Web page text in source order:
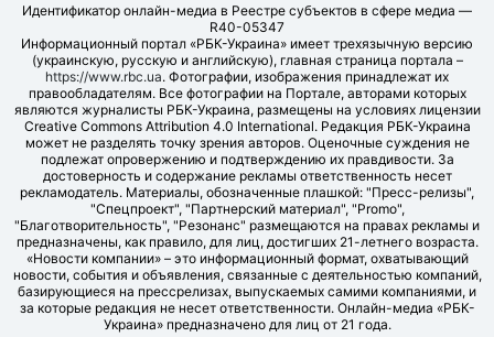
Идентификатор онлайн-медиа в Реестре субъектов в сфере медиа —
R40-05347
Информационный портал «РБК-Украина» имеет трехязычную версию
(украинскую, русскую и английскую), главная страница портала –
https://www.rbc.ua. Фотографии, изображения принадлежат их
правообладателям. Все фотографии на Портале, авторами которых
являются журналисты РБК-Украина, размещены на условиях лицензии
Creative Commons Attribution 4.0 International. Редакция РБК-Украина
может не разделять точку зрения авторов. Оценочные суждения не
подлежат опровержению и подтверждению их правдивости. За
достоверность и содержание рекламы ответственность несет
рекламодатель. Материалы, обозначенные плашкой: "Пресс-релизы",
"Спецпроект", "Партнерский материал", "Promo",
"Благотворительность", "Резонанс" размещаются на правах рекламы и
предназначены, как правило, для лиц, достигших 21-летнего возраста.
«Новости компании» – это информационный формат, охватывающий
новости, события и объявления, связанные с деятельностью компаний,
базирующиеся на прессрелизах, выпускаемых самими компаниями, и
за которые редакция не несет ответственности. Онлайн-медиа «РБК-
Украина» предназначено для лиц от 21 года.